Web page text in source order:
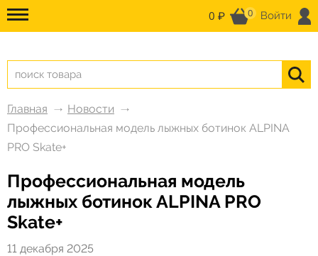
0 ₽ 0 Войти
Главная
Новости
Профессиональная модель лыжных ботинок ALPINA
PRO Skate+
Профессиональная модель
лыжных ботинок ALPINA PRO
Skate+
11 декабря 2025